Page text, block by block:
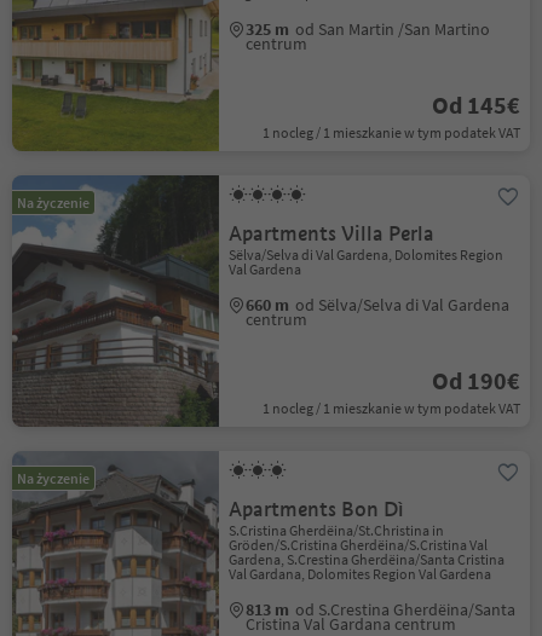
325 m od San Martin /San Martino
centrum
Od 145€
1 nocleg / 1 mieszkanie w tym podatek VAT
Na życzenie
Apartments Villa Perla
Sëlva/Selva di Val Gardena, Dolomites Region
Val Gardena
660 m od Sëlva/Selva di Val Gardena
centrum
Od 190€
1 nocleg / 1 mieszkanie w tym podatek VAT
Na życzenie
Apartments Bon Dì
S.Cristina Gherdëina/St.Christina in
Gröden/S.Cristina Gherdëina/S.Cristina Val
Gardena, S.Crestina Gherdëina/Santa Cristina
Val Gardana, Dolomites Region Val Gardena
813 m od S.Crestina Gherdëina/Santa
Cristina Val Gardana centrum